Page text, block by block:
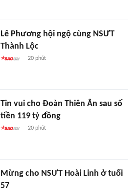
Lê Phương hội ngộ cùng NSƯT
Thành Lộc
20 phút
Tin vui cho Đoàn Thiên Ân sau số
tiền 119 tỷ đồng
20 phút
Mừng cho NSƯT Hoài Linh ở tuổi
57